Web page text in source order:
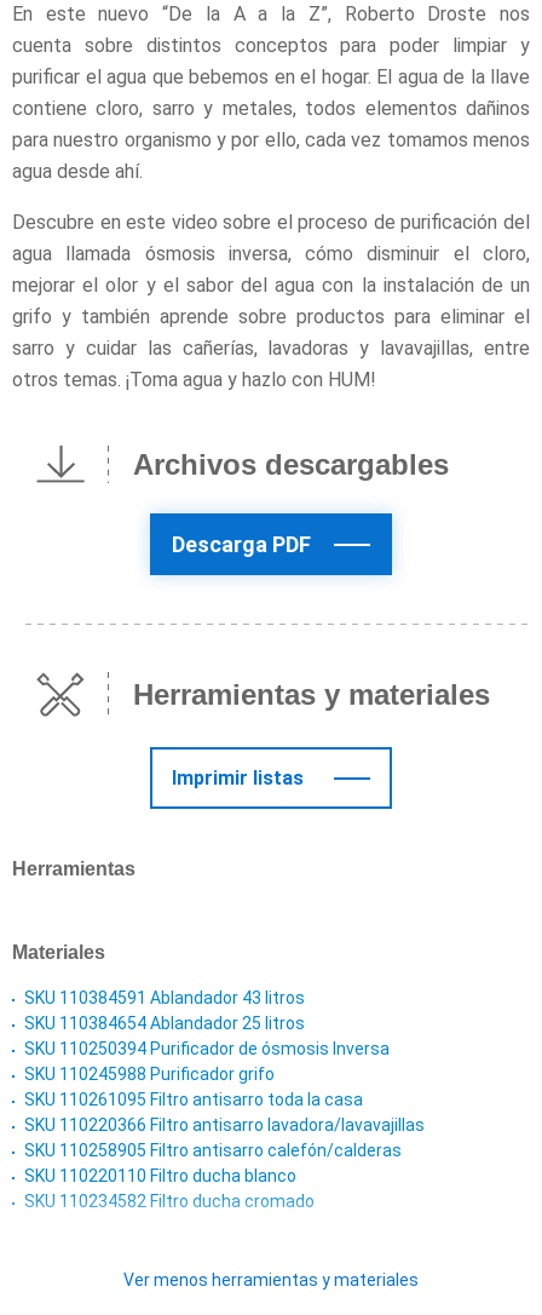
En este nuevo “De la A a la Z”, Roberto Droste nos
cuenta sobre distintos conceptos para poder limpiar y
purificar el agua que bebemos en el hogar. El agua de la llave
contiene cloro, sarro y metales, todos elementos dañinos
para nuestro organismo y por ello, cada vez tomamos menos
agua desde ahí.
Descubre en este video sobre el proceso de purificación del
agua llamada ósmosis inversa, cómo disminuir el cloro,
mejorar el olor y el sabor del agua con la instalación de un
grifo y también aprende sobre productos para eliminar el
sarro y cuidar las cañerías, lavadoras y lavavajillas, entre
otros temas. ¡Toma agua y hazlo con HUM!
Archivos descargables
Descarga PDF
Herramientas y materiales
Imprimir listas
Herramientas
Materiales
SKU 110384591 Ablandador 43 litros
SKU 110384654 Ablandador 25 litros
SKU 110250394 Purificador de ósmosis Inversa
SKU 110245988 Purificador grifo
SKU 110261095 Filtro antisarro toda la casa
SKU 110220366 Filtro antisarro lavadora/lavavajillas
SKU 110258905 Filtro antisarro calefón/calderas
SKU 110220110 Filtro ducha blanco
SKU 110234582 Filtro ducha cromado
Ver menos herramientas y materiales